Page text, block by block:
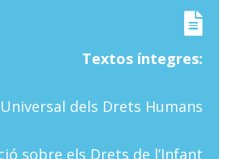
Textos íntegres:
dels Drets Humans
sobre els Drets de l’Infant